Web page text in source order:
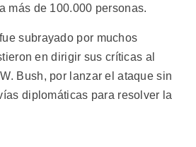
más de 100.000 personas.
subrayado por muchos
en dirigir sus críticas al
Bush, por lanzar el ataque sin
diplomáticas para resolver la